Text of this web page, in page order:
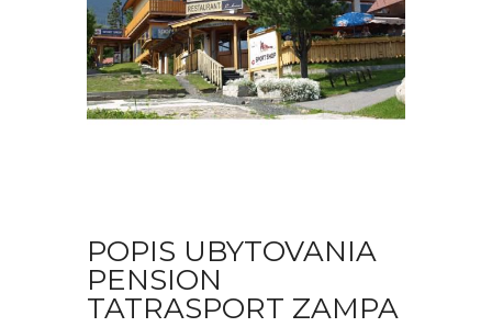
POPIS UBYTOVANIA
PENSION
TATRASPORT ZAMPA